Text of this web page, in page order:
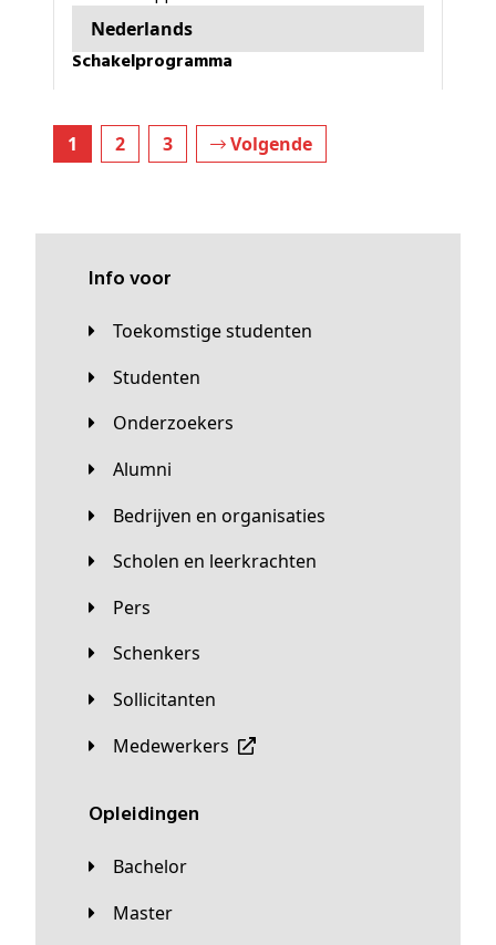
Nederlands
schakelprogramma
1 2 3 Volgende
Info voor
Toekomstige studenten
Studenten
Onderzoekers
Alumni
Bedrijven en organisaties
Scholen en leerkrachten
Pers
Schenkers
Sollicitanten
Medewerkers
Opleidingen
Bachelor
Master